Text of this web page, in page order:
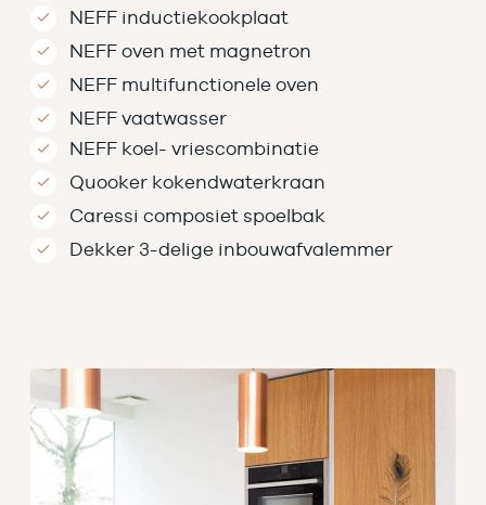
NEFF inductiekookplaat
NEFF oven met magnetron
NEFF multifunctionele oven
NEFF vaatwasser
NEFF koel- vriescombinatie
Quooker kokendwaterkraan
Caressi composiet spoelbak
Dekker 3-delige inbouwafvalemmer